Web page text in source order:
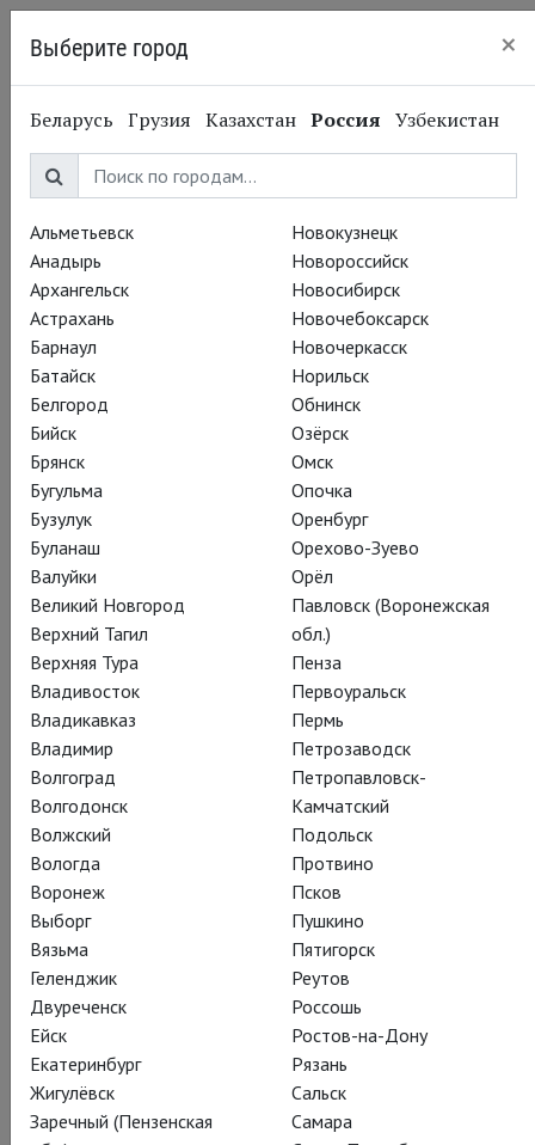
Выберите город ×
Беларусь Грузия Казахстан Россия Узбекистан
Альметьевск
Анадырь
Архангельск
Астрахань
Барнаул
Батайск
Белгород
Бийск
Брянск
Бугульма
Бузулук
Буланаш
Валуйки
Великий Новгород
Верхний Тагил
Верхняя Тура
Владивосток
Владикавказ
Владимир
Волгоград
Волгодонск
Волжский
Вологда
Воронеж
Выборг
Вязьма
Геленджик
Двуреченск
Ейск
Екатеринбург
Жигулёвск
Заречный (Пензенская
Новокузнецк
Новороссийск
Новосибирск
Новочебоксарск
Новочеркасск
Норильск
Обнинск
Озёрск
Омск
Опочка
Оренбург
Орехово-Зуево
Орёл
Павловск (Воронежская
обл.)
Пенза
Первоуральск
Пермь
Петрозаводск
Петропавловск-
Камчатский
Подольск
Протвино
Псков
Пушкино
Пятигорск
Реутов
Россошь
Ростов-на-Дону
Рязань
Сальск
Самара